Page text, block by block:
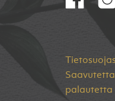
palautetta